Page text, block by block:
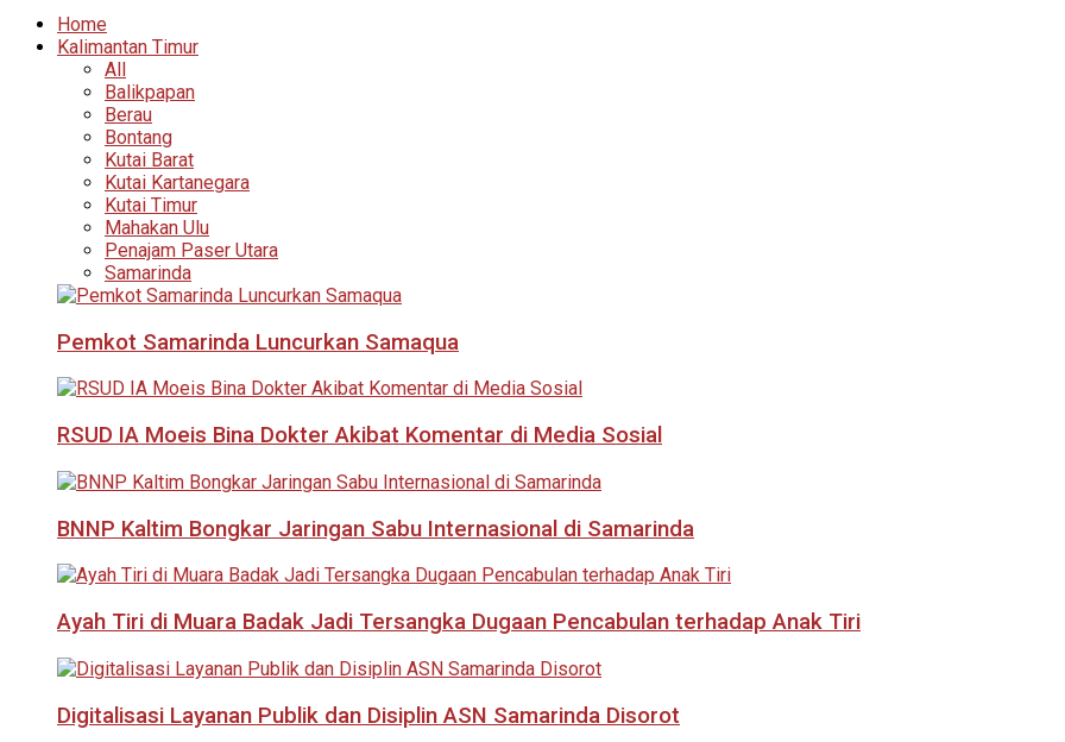
Home
Kalimantan Timur
All
Balikpapan
Berau
Bontang
Kutai Barat
Kutai Kartanegara
Kutai Timur
Mahakan Ulu
Penajam Paser Utara
Samarinda
Pemkot Samarinda Luncurkan Samaqua
RSUD IA Moeis Bina Dokter Akibat Komentar di Media Sosial
BNNP Kaltim Bongkar Jaringan Sabu Internasional di Samarinda
Ayah Tiri di Muara Badak Jadi Tersangka Dugaan Pencabulan terhadap Anak Tiri
Digitalisasi Layanan Publik dan Disiplin ASN Samarinda Disorot